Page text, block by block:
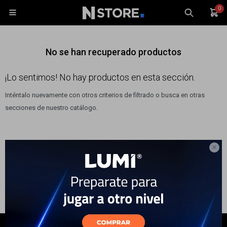

0

No se han recuperado productos
¡Lo sentimos! No hay productos en esta sección.
Inténtalo nuevamente con otros criterios de filtrado o busca en otras
secciones de nuestro catálogo.
Accesorios
Monitores
Gaming